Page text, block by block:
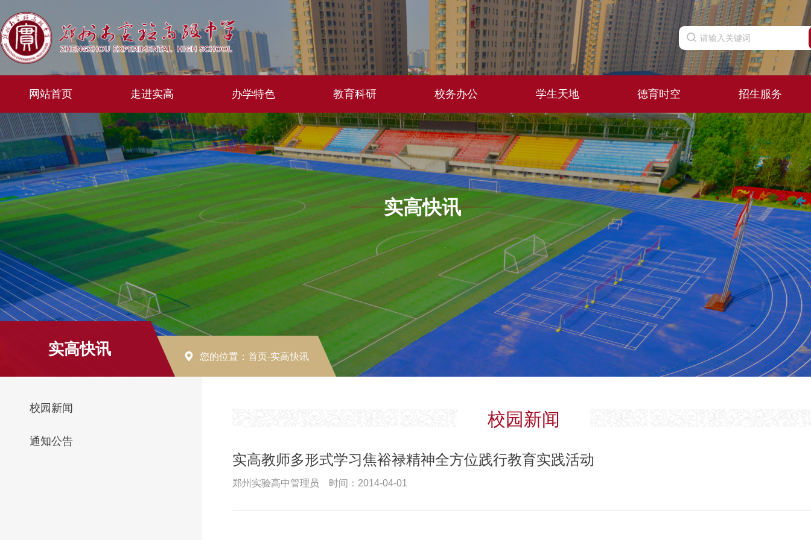
网站首页 走进实高 办学特色 教育科研 校务办公 学生天地 德育时空 招生服务
实高快讯
实高快讯 您的位置： 首页-实高快讯
校园新闻
通知公告
校园新闻
实高教师多形式学习焦裕禄精神全方位践行教育实践活动
郑州实验高中管理员 时间：2014-04-01